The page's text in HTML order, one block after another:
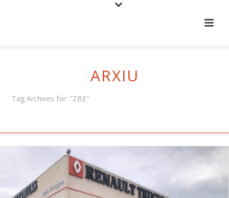
ARXIU
Tag Archives for: "ZBE"